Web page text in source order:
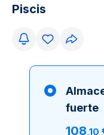
Piscis
fuerte
108,10